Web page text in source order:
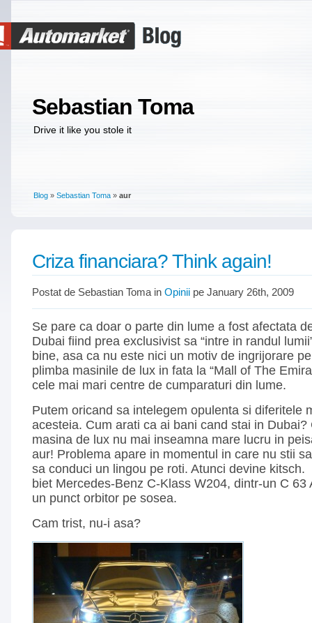
Sebastian Toma
Drive it like you stole it
Blog » Sebastian Toma » aur
Criza financiara? Think again!
Postat de Sebastian Toma in Opinii pe January 26th, 2009
Se pare ca doar o parte din lume a fost afectata
Dubai fiind prea exclusivist sa “intre in randul
bine, asa ca nu este nici un motiv de ingrijorare
plimba masinile de lux in fata la “Mall of The
cele mai mari centre de cumparaturi din lume.
Putem oricand sa intelegem opulenta si diferitele
acesteia. Cum arati ca ai bani cand stai in Dubai?
masina de lux nu mai inseamna mare lucru in
aur! Problema apare in momentul in care nu stii
sa conduci un lingou pe roti. Atunci devine
biet Mercedes-Benz C-Klass W204, dintr-un C 63
un punct orbitor pe sosea.
Cam trist, nu-i asa?